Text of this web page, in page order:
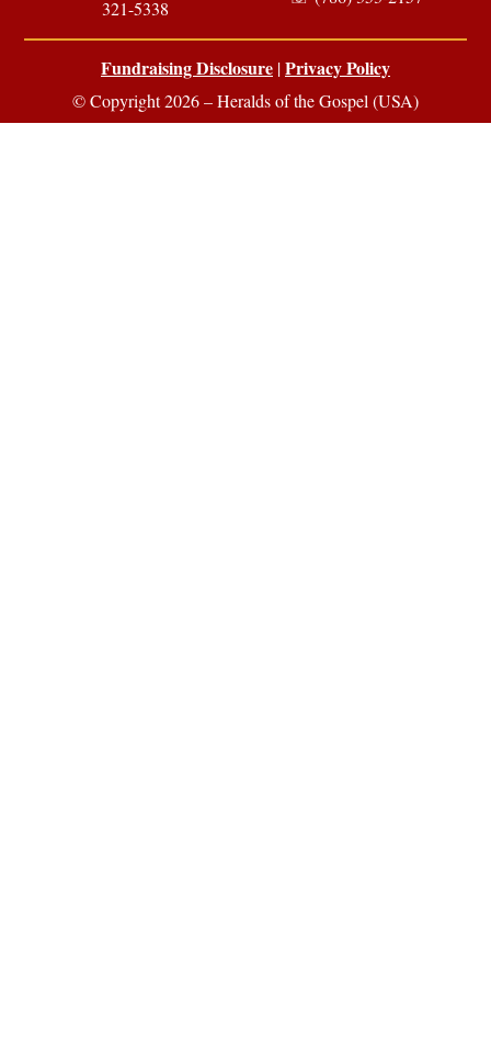
321-5338
Fundraising Disclosure |Privacy Policy
© Copyright 2026 – Heralds of the Gospel (USA)